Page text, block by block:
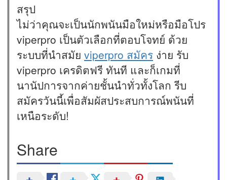
สรุป
ไม่ว่าคุณจะเป็นนักพนันมือใหม่หรือมือโปร
viperpro เป็นตัวเลือกที่ตอบโจทย์ ด้วย
ระบบที่นำสมัย viperpro สมัคร ง่าย รับ
viperpro เครดิตฟรี ทันที และก็เกมที่
นานัปการจากค่ายชั้นนำทั่วทั้งโลก รีบ
สมัครวันนี้เพื่อสัมผัสประสบการณ์พนันที่
เหนือระดับ!
Share